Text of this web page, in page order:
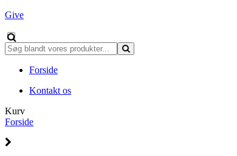
Give
Forside
Kontakt os
Kurv
Forside